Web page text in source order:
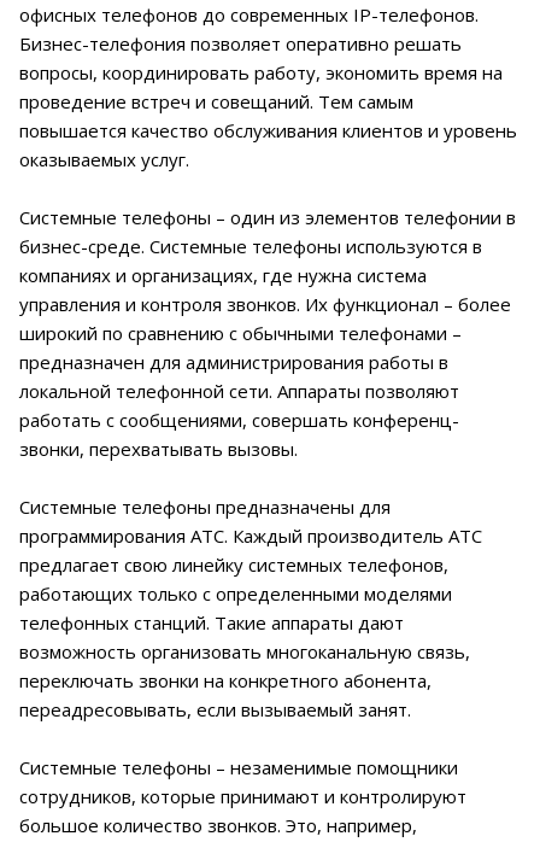
офисных телефонов до современных IP-телефонов.
Бизнес-телефония позволяет оперативно решать
вопросы, координировать работу, экономить время на
проведение встреч и совещаний. Тем самым
повышается качество обслуживания клиентов и уровень
оказываемых услуг.
Системные телефоны – один из элементов телефонии в
бизнес-среде. Системные телефоны используются в
компаниях и организациях, где нужна система
управления и контроля звонков. Их функционал – более
широкий по сравнению с обычными телефонами –
предназначен для администрирования работы в
локальной телефонной сети. Аппараты позволяют
работать с сообщениями, совершать конференц-
звонки, перехватывать вызовы.
Системные телефоны предназначены для
программирования АТС. Каждый производитель АТС
предлагает свою линейку системных телефонов,
работающих только с определенными моделями
телефонных станций. Такие аппараты дают
возможность организовать многоканальную связь,
переключать звонки на конкретного абонента,
переадресовывать, если вызываемый занят.
Системные телефоны – незаменимые помощники
сотрудников, которые принимают и контролируют
большое количество звонков. Это, например,